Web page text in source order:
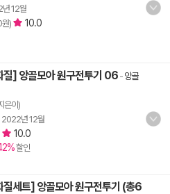
12월
원) 10.0
] 앙골모아 원구전투기 06 - 앙골
은이)
2022년 12월
10.0
할인
세트] 앙골모아 원구전투기 (총6